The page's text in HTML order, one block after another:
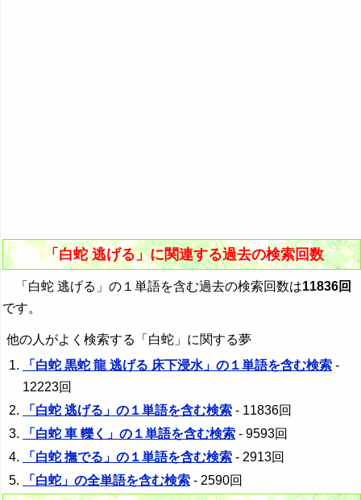
「白蛇 逃げる」に関連する過去の検索回数
「白蛇 逃げる」の１単語を含む過去の検索回数は11836回
です。
他の人がよく検索する「白蛇」に関する夢
「白蛇 黒蛇 龍 逃げる 床下浸水」の１単語を含む検索 -
12223回
「白蛇 逃げる」の１単語を含む検索 - 11836回
「白蛇 車 轢く」の１単語を含む検索 - 9593回
「白蛇 撫でる」の１単語を含む検索 - 2913回
「白蛇」の全単語を含む検索 - 2590回